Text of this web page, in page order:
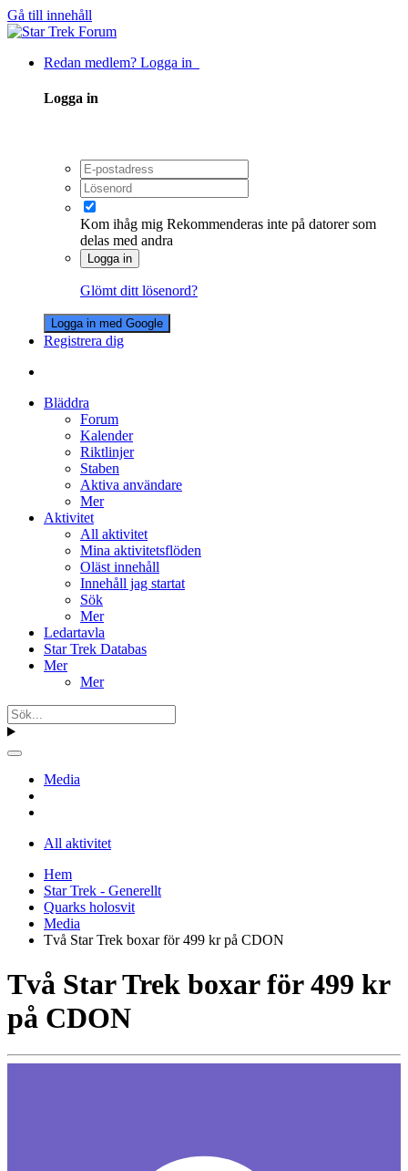
Gå till innehåll
Redan medlem? Logga in
Logga in
Kom ihåg mig Rekommenderas inte på datorer som
delas med andra
Logga in
Glömt ditt lösenord?
Logga in med Google
Registrera dig
Bläddra
Forum
Kalender
Riktlinjer
Staben
Aktiva användare
Mer
Aktivitet
All aktivitet
Mina aktivitetsflöden
Oläst innehåll
Innehåll jag startat
Sök
Mer
Ledartavla
Star Trek Databas
Mer
Mer
Media
All aktivitet
Hem
Star Trek - Generellt
Quarks holosvit
Media
Två Star Trek boxar för 499 kr på CDON
Två Star Trek boxar för 499 kr
på CDON